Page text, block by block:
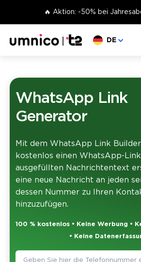
🔥 Aktion: -50% bei
Sprache
DE
WhatsApp Link
Generator
Mit dem WhatsApp Link
kostenlos einen WhatsApp-
ausgefüllten Nachrichtentext
eine neue Nachricht an jeden
dessen Nummer zu Ihren
hinzuzufügen.
100 % kostenlos • Keine Werbung •
• Keine